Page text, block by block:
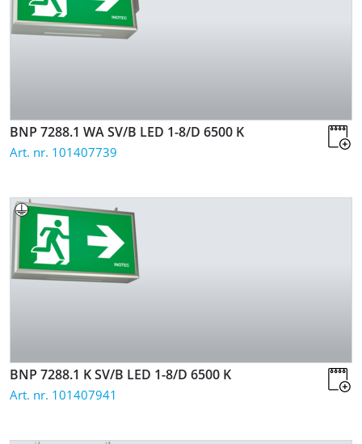
BNP 7288.1 WA SV/B LED 1-8/D 6500 K
Art. nr. 101407739
BNP 7288.1 K SV/B LED 1-8/D 6500 K
Art. nr. 101407941